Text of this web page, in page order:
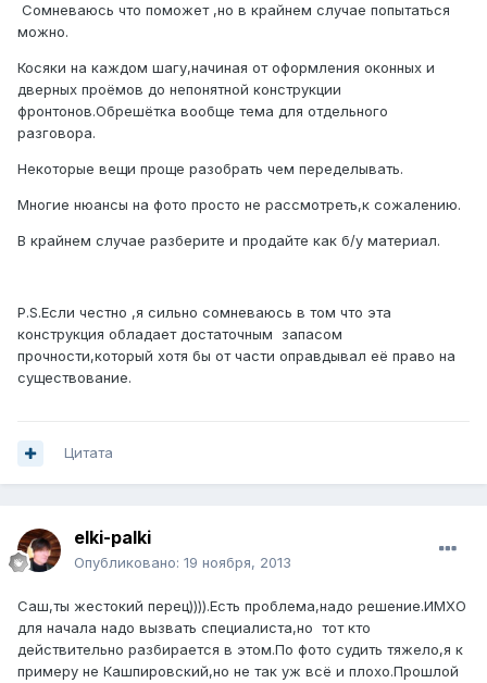
Сомневаюсь что поможет ,но в крайнем случае попытаться
можно.
Косяки на каждом шагу,начиная от оформления оконных и
дверных проёмов до непонятной конструкции
фронтонов.Обрешётка вообще тема для отдельного
разговора.
Некоторые вещи проще разобрать чем переделывать.
Многие нюансы на фото просто не рассмотреть,к сожалению.
В крайнем случае разберите и продайте как б/у материал.
P.S.Если честно ,я сильно сомневаюсь в том что эта
конструкция обладает достаточным запасом
прочности,который хотя бы от части оправдывал её право на
существование.
Цитата
elki-palki
Опубликовано: 19 ноября, 2013
Саш,ты жестокий перец)))).Есть проблема,надо решение.ИМХО
для начала надо вызвать специалиста,но тот кто
действительно разбирается в этом.По фото судить тяжело,я к
примеру не Кашпировский,но не так уж всё и плохо.Прошлой